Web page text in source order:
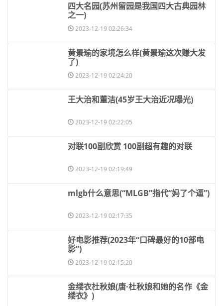
​四大名园(苏州留园是我国四大古典园林
之一)
2023-12-19 02:26:34
​黄景瑜的家境怎么样(黄景瑜这次赚大发
了)
2023-12-19 02:24:20
​王大治和董洁(45岁王大治近况曝光)
2023-12-19 02:22:05
​对联100副欣赏 100副超有趣的对联
2023-12-19 02:19:49
​mlgb什么意思(“MLGB”指代“妈了个逼”)
2023-12-19 02:17:35
​好电影推荐(2023年“口碑最好的10部电
影”)
2023-12-19 02:15:20
​金缕衣杜秋娘(唐·杜秋娘和她的名作《金
缕衣》)